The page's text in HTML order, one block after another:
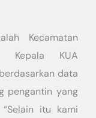
Kecamatan
Kepala KUA
data
pengantin yang
“Selain itu kami